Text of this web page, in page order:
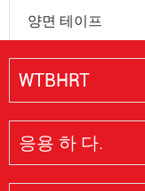
양면 테이프
WTBHRT
응용 하 다.